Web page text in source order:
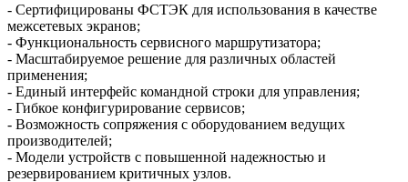
- Сертифицированы ФСТЭК для использования в качестве
межсетевых экранов;
- Функциональность сервисного маршрутизатора;
- Масштабируемое решение для различных областей
применения;
- Единый интерфейс командной строки для управления;
- Гибкое конфигурирование сервисов;
- Возможность сопряжения с оборудованием ведущих
производителей;
- Модели устройств с повышенной надежностью и
резервированием критичных узлов.